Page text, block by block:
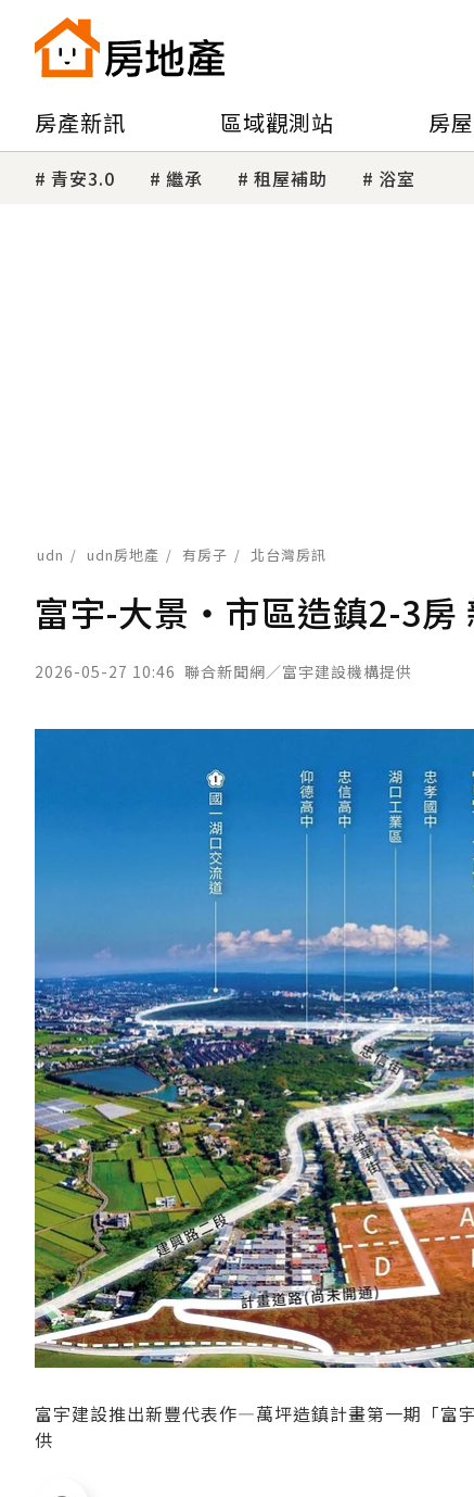
房產新訊 區域觀測站 房
青安3.0 繼承 租屋補助 浴室
udn udn房地產 有房子 北台灣房訊
富宇-大景‧市區造鎮2-3
2026-05-27 10:46 聯合新聞網／富宇建設機構提供
富宇建設推出新豐代表作—萬坪造鎮計畫第一期「富
供